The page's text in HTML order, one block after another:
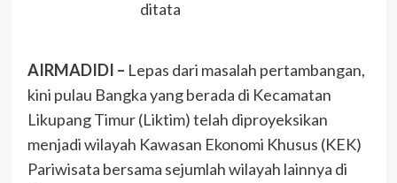
ditata
AIRMADIDI – Lepas dari masalah pertambangan,
kini pulau Bangka yang berada di Kecamatan
Likupang Timur (Liktim) telah diproyeksikan
menjadi wilayah Kawasan Ekonomi Khusus (KEK)
Pariwisata bersama sejumlah wilayah lainnya di